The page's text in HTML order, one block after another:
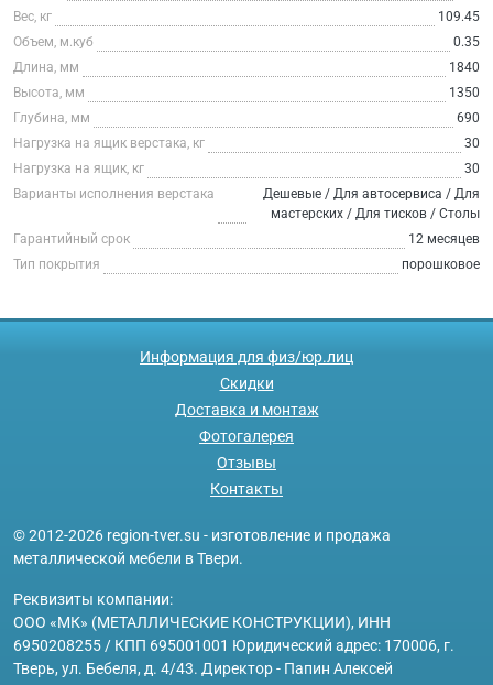
Вес, кг
109.45
Объем, м.куб
0.35
Длина, мм
1840
Высота, мм
1350
Глубина, мм
690
Нагрузка на ящик верстака, кг
30
Нагрузка на ящик, кг
30
Варианты исполнения верстака
Дешевые / Для автосервиса / Для
мастерских / Для тисков / Столы
Гарантийный срок
12 месяцев
Тип покрытия
порошковое
Информация для физ/юр.лиц
Скидки
Доставка и монтаж
Фотогалерея
Отзывы
Контакты
© 2012-2026 region-tver.su - изготовление и продажа
металлической мебели в Твери.
Реквизиты компании:
ООО «МК» (МЕТАЛЛИЧЕСКИЕ КОНСТРУКЦИИ), ИНН
6950208255 / КПП 695001001 Юридический адрес: 170006, г.
Тверь, ул. Бебеля, д. 4/43. Директор - Папин Алексей